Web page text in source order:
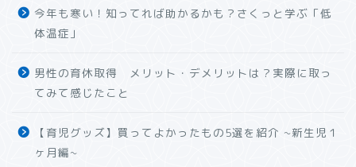
今年も寒い！知ってれば助かるかも？さくっと学ぶ「低
体温症」
男性の育休取得 メリット・デメリットは？実際に取っ
てみて感じたこと
【育児グッズ】買ってよかったもの5選を紹介 ~新生児１
ヶ月編~